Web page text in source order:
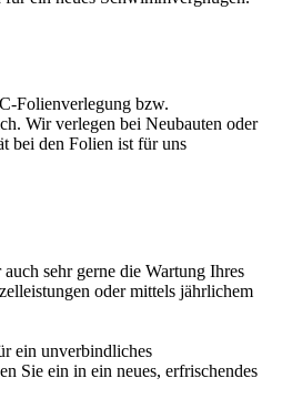
Folienverlegung bzw.
Wir verlegen bei Neubauten oder
bei den Folien ist für uns
sehr gerne die Wartung Ihres
oder mittels jährlichem
ein unverbindliches
Sie ein in ein neues, erfrischendes